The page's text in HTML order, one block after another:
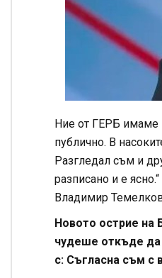
Ние от ГЕРБ имаме
публично. В
Разгледал съм и
разписано и е
Владимир
Новото острие на
чудеше откъде да
с: Съгласна съм с